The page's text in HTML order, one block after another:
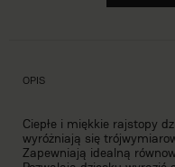
OPIS
Ciepłe i miękkie rajstopy
wyróżniają się
Zapewniają idealną